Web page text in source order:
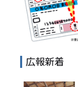
広報新着